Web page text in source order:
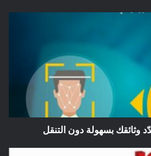
وثائقك بسهولة دون التنقل